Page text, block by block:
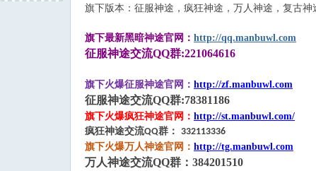
旗下版本：征服神途，疯狂神途，万人神途，复古
旗下最新黑暗神途官网： http://qq.manbuwl.com
征服神途交流QQ群:221064616
旗下火爆征服神途官网： http://zf.manbuwl.com
征服神途交流QQ群:78381186
旗下火爆疯狂神途官网： http://st.manbuwl.com/
疯狂神途交流QQ群： 332113336
旗下火爆万人神途官网： http://tg.manbuwl.com
万人神途交流QQ群： 384201510